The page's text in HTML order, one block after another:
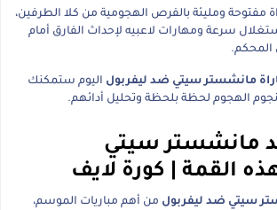
مفتوحة ومليئة بالفرص الهجومية من كلا الطرفين،
سرعة ومهارات لاعبيه لإحداث الفارق أمام
مانشستر سيتي ضد ليفربول اليوم ستمكنك
الهجوم لحظة بلحظة وتحليل أدائهم.
مانشستر سيتي
القمة | كورة لايف
سيتي ضد ليفربول من أهم مباريات الموسم،